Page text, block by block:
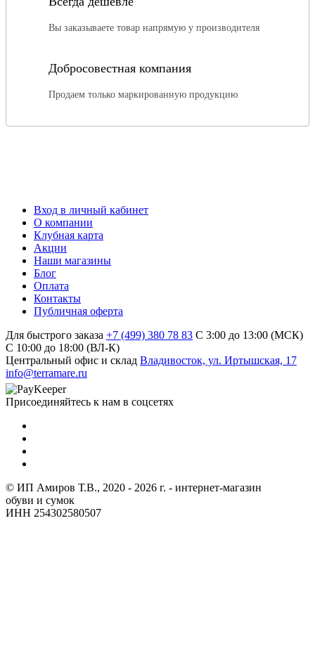
Вы заказываете товар напрямую у производителя
Добросовестная компания
Продаем только маркированную продукцию
Вход в личный кабинет
О компании
Клубная карта
Акции
Наши магазины
Блог
Оплата
Контакты
Публичная оферта
Для быстрого заказа +7 (499) 380 78 83 С 3:00 до 13:00 (МСК)
C 10:00 до 18:00 (ВЛ-К)
Центральный офис и склад Владивосток, ул. Иртышская, 17
info@terramare.ru
Присоединяйтесь к нам в соцсетях
© ИП Амиров Т.В., 2020 - 2026 г. - интернет-магазин
обуви и сумок
ИНН 254302580507